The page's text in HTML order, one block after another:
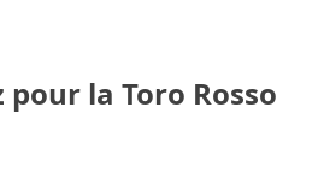
la Toro Rosso